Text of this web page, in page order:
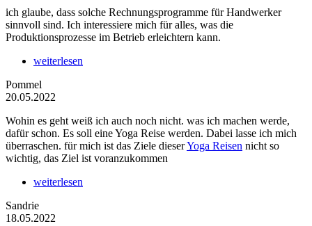
ich glaube, dass solche Rechnungsprogramme für Handwerker
sinnvoll sind. Ich interessiere mich für alles, was die
Produktionsprozesse im Betrieb erleichtern kann.
weiterlesen
Pommel
20.05.2022
Wohin es geht weiß ich auch noch nicht. was ich machen werde,
dafür schon. Es soll eine Yoga Reise werden. Dabei lasse ich mich
überraschen. für mich ist das Ziele dieserYoga Reisen nicht so
wichtig, das Ziel ist voranzukommen
weiterlesen
Sandrie
18.05.2022